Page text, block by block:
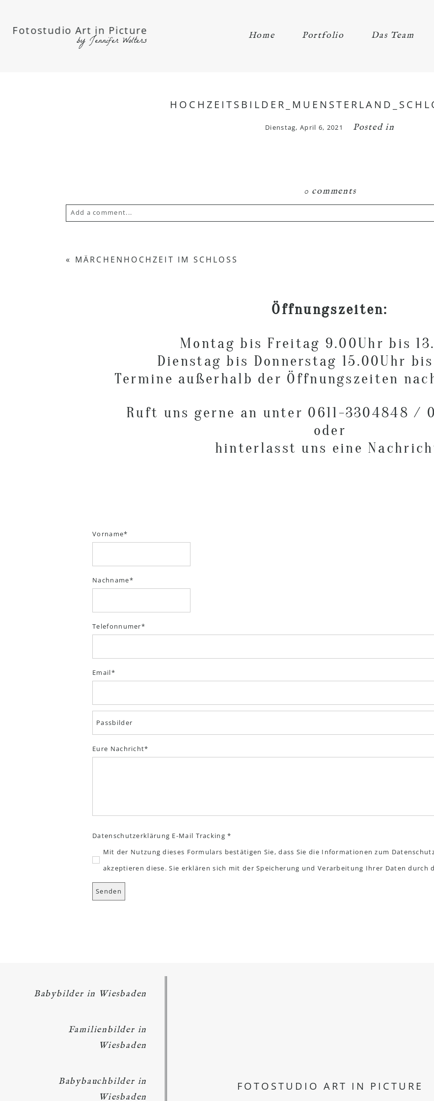
Fotostudio Art in Picture
by Jennifer Wolters Home Portfolio Das Team
Dienstag, April 6, 2021 Posted in
0 comments
Add a comment...
« MÄRCHENHOCHZEIT IM SCHLOSS
Öffnungszeiten:
Montag bis Freitag 9.00Uhr bis
Dienstag bis Donnerstag 15.00Uhr
Termine außerhalb der Öffnungszeiten
Ruft uns gerne an unter 0611-3304848 /
oder
hinterlasst uns eine
Vorname
Nachname
Telefonnumer
Email
Eure Nachricht
Datenschutzerklärung E-Mail Tracking *
Mit der Nutzung dieses Formulars bestätigen Sie, dass Sie die Informationen zum
akzeptieren diese. Sie erklären sich mit der Speicherung und Verarbeitung Ihrer Daten durch
Babybilder in Wiesbaden
Familienbilder in
Wiesbaden
Babybauchbilder in
Wiesbaden
FOTOSTUDIO ART IN PICTURE